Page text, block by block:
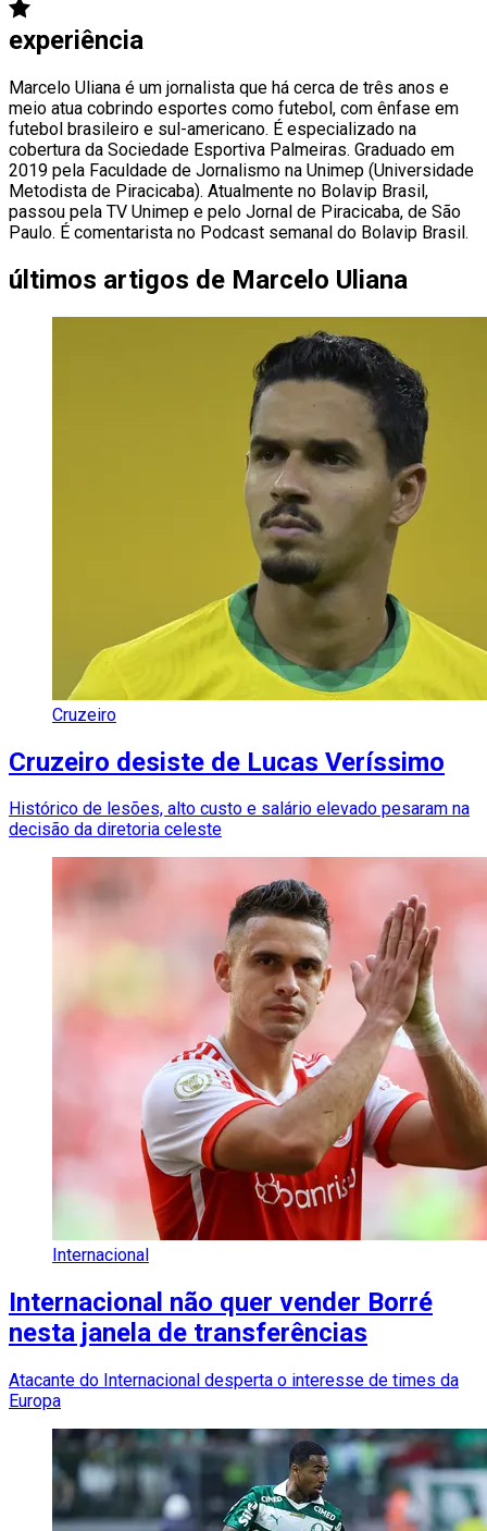
experiência
Marcelo Uliana é um jornalista que há cerca de três anos e
meio atua cobrindo esportes como futebol, com ênfase em
futebol brasileiro e sul-americano. É especializado na
cobertura da Sociedade Esportiva Palmeiras. Graduado em
2019 pela Faculdade de Jornalismo na Unimep (Universidade
Metodista de Piracicaba). Atualmente no Bolavip Brasil,
passou pela TV Unimep e pelo Jornal de Piracicaba, de São
Paulo. É comentarista no Podcast semanal do Bolavip Brasil.
últimos artigos de Marcelo Uliana
Cruzeiro
Cruzeiro desiste de Lucas Veríssimo
Histórico de lesões, alto custo e salário elevado pesaram na
decisão da diretoria celeste
Internacional
Internacional não quer vender Borré
nesta janela de transferências
Atacante do Internacional desperta o interesse de times da
Europa